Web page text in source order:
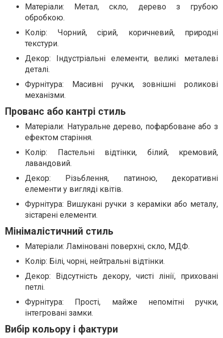
Матеріали: Метал, скло, дерево з грубою
обробкою.
Колір: Чорний, сірий, коричневий, природні
текстури.
Декор: Індустріальні елементи, великі металеві
деталі.
Фурнітура: Масивні ручки, зовнішні роликові
механізми.
Прованс або кантрі стиль
Матеріали: Натуральне дерево, пофарбоване або з
ефектом старіння.
Колір: Пастельні відтінки, білий, кремовий,
лавандовий.
Декор: Різьблення, патиною, декоративні
елементи у вигляді квітів.
Фурнітура: Вишукані ручки з кераміки або металу,
зістарені елементи.
Мінімалістичний стиль
Матеріали: Ламіновані поверхні, скло, МДФ.
Колір: Білі, чорні, нейтральні відтінки.
Декор: Відсутність декору, чисті лінії, приховані
петлі.
Фурнітура: Прості, майже непомітні ручки,
інтегровані замки.
Вибір кольору і фактури